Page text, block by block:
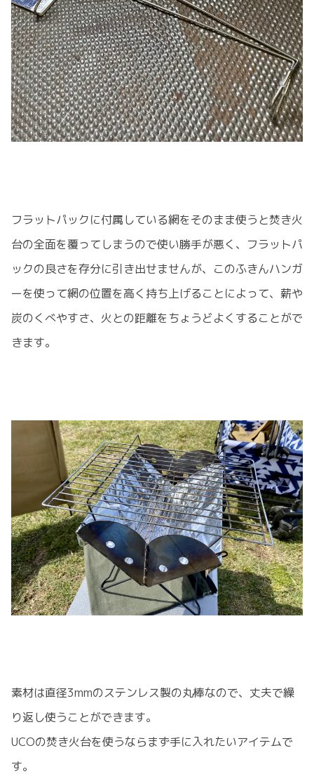
フラットパックに付属している網をそのまま使うと焚き火
台の全面を覆ってしまうので使い勝手が悪く、フラットパ
ックの良さを存分に引き出せませんが、このふきんハンガ
ーを使って網の位置を高く持ち上げることによって、薪や
炭のくべやすさ、火との距離をちょうどよくすることがで
きます。
素材は直径3mmのステンレス製の丸棒なので、丈夫で繰
り返し使うことができます。
UCOの焚き火台を使うならまず手に入れたいアイテムで
す。